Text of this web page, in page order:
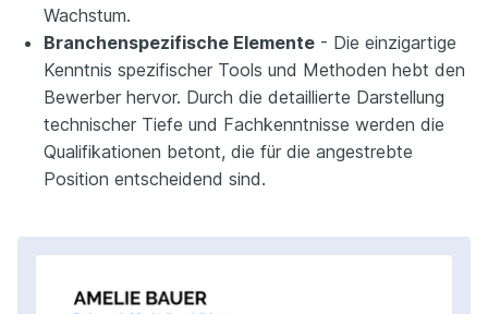
Wachstum.
Branchenspezifische Elemente - Die einzigartige
Kenntnis spezifischer Tools und Methoden hebt den
Bewerber hervor. Durch die detaillierte Darstellung
technischer Tiefe und Fachkenntnisse werden die
Qualifikationen betont, die für die angestrebte
Position entscheidend sind.